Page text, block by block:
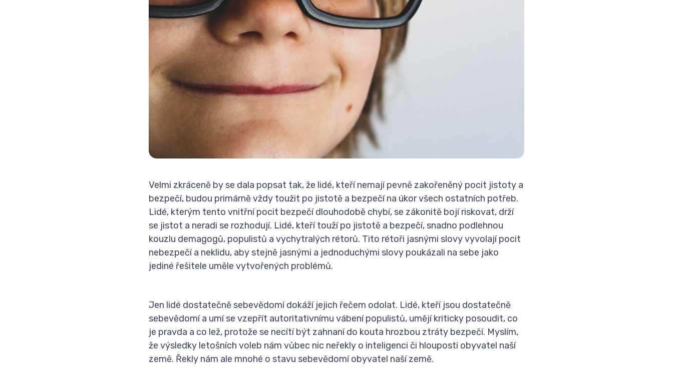
Velmi zkráceně by se dala popsat tak, že lidé, kteří nemají pevně zakořeněný pocit jistoty a
bezpečí, budou primárně vždy toužit po jistotě a bezpečí na úkor všech ostatních potřeb.
Lidé, kterým tento vnitřní pocit bezpečí dlouhodobě chybí, se zákonitě bojí riskovat, drží
se jistot a neradi se rozhodují. Lidé, kteří touží po jistotě a bezpečí, snadno podlehnou
kouzlu demagogů, populistů a vychytralých rétorů. Tito rétoři jasnými slovy vyvolají pocit
nebezpečí a neklidu, aby stejně jasnými a jednoduchými slovy poukázali na sebe jako
jediné řešitele uměle vytvořených problémů.
Jen lidé dostatečně sebevědomí dokáží jejich řečem odolat. Lidé, kteří jsou dostatečně
sebevědomí a umí se vzepřít autoritativnímu vábení populistů, umějí kriticky posoudit, co
je pravda a co lež, protože se necítí být zahnaní do kouta hrozbou ztráty bezpečí. Myslím,
že výsledky letošních voleb nám vůbec nic neřekly o inteligenci či hlouposti obyvatel naší
země. Řekly nám ale mnohé o stavu sebevědomí obyvatel naší země.